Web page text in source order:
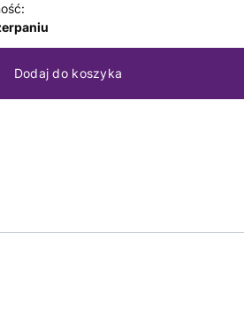
Dodaj do koszyka